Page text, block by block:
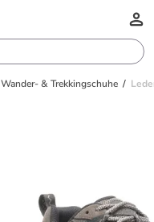
Wander- & Trekkingschuhe